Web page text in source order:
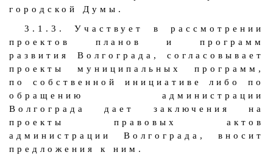
городской Думы.
3.1.3. Участвует в рассмотрении
проектов планов и программ
развития Волгограда, согласовывает
проекты муниципальных программ,
по собственной инициативе либо по
обращению администрации
Волгограда дает заключения на
проекты правовых актов
администрации Волгограда, вносит
предложения к ним.